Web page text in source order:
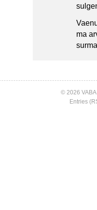
ma
© 2026
Entries